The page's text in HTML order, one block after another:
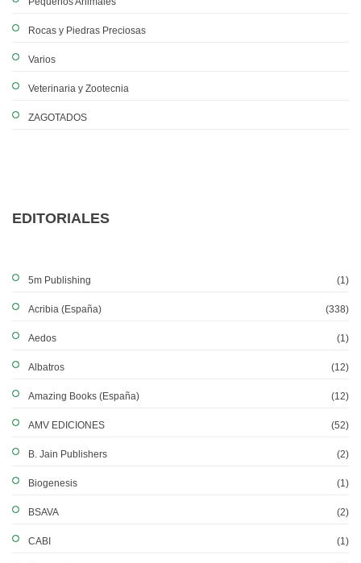
Rocas y Piedras Preciosas
Varios
Veterinaria y Zootecnia
ZAGOTADOS
EDITORIALES
5m Publishing (1)
Acribia (España) (338)
Aedos (1)
Albatros (12)
Amazing Books (España) (12)
AMV EDICIONES (52)
B. Jain Publishers (2)
Biogenesis (1)
BSAVA (2)
CABI (1)